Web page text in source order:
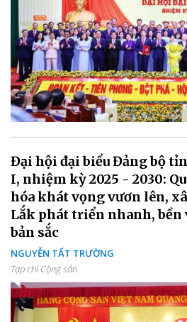
Đại hội đại biểu Đảng bộ
I, nhiệm kỳ 2025 - 2030:
hóa khát vọng vươn lên,
Lắk phát triển nhanh, bền
bản sắc
NGUYỄN TẤT TRƯỜNG
Tạp chí Cộng sản